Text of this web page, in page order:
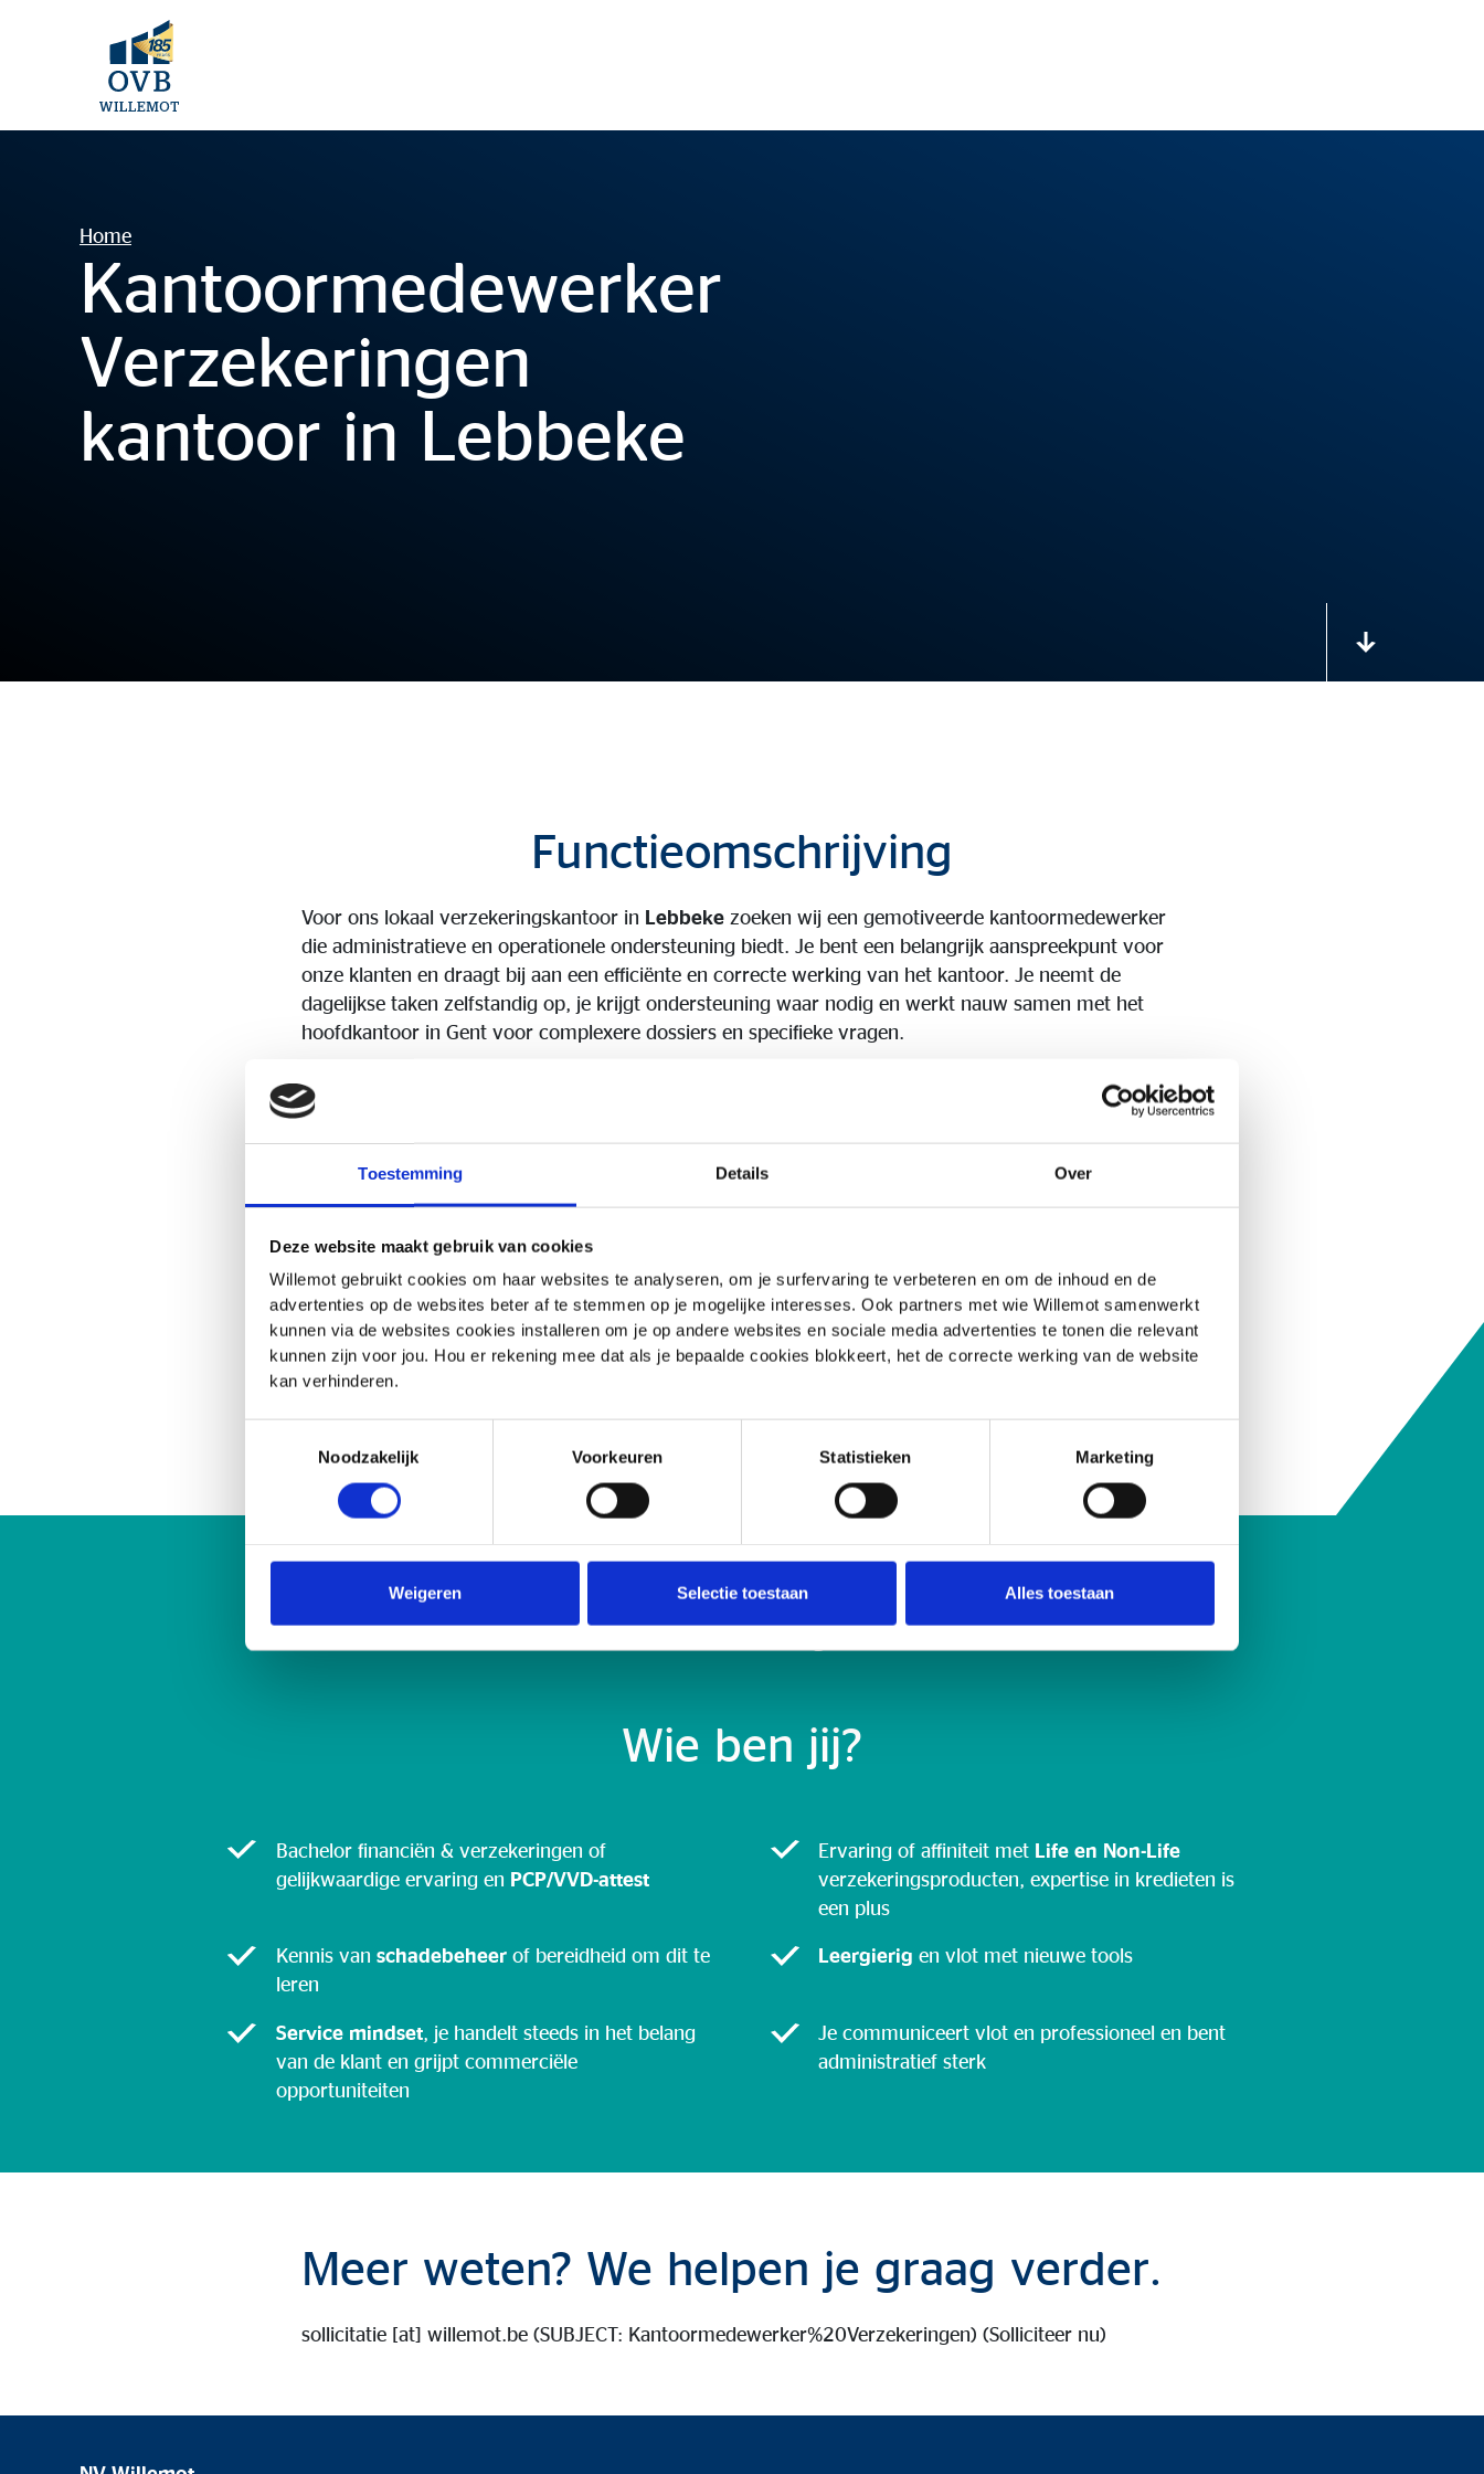
Toestemming Details Over
Deze website maakt gebruik van cookies
Willemot gebruikt cookies om haar websites te analyseren, om je surfervaring te verbeteren en om de inhoud en de
advertenties op de websites beter af te stemmen op je mogelijke interesses. Ook partners met wie Willemot samenwerkt
kunnen via de websites cookies installeren om je op andere websites en sociale media advertenties te tonen die relevant
kunnen zijn voor jou. Hou er rekening mee dat als je bepaalde cookies blokkeert, het de correcte werking van de website
kan verhinderen.
Noodzakelijk
Voorkeuren Statistieken Marketing
Weigeren Selectie toestaan Alles toestaan
Home
Kantoormedewerker
Verzekeringen
kantoor in Lebbeke
Functieomschrijving
Voor ons lokaal verzekeringskantoor in Lebbeke zoeken wij een gemotiveerde kantoormedewerker
die administratieve en operationele ondersteuning biedt. Je bent een belangrijk aanspreekpunt voor
onze klanten en draagt bij aan een efficiënte en correcte werking van het kantoor. Je neemt de
dagelijkse taken zelfstandig op, je krijgt ondersteuning waar nodig en werkt nauw samen met het
hoofdkantoor in Gent voor complexere dossiers en specifieke vragen.
Je komt terecht in een omgeving met korte beslissingslijnen, waar vertrouwen centraal staat en je de
ruimte krijgt om verantwoordelijkheid te nemen. We zetten in op échte dossieropvolging en bouwen
aan duurzame klantenrelaties in een stabiele omgeving met een sterke reputatie
Beheer en opvolging vanverzekeringsdossiers van A tot Z
Opmaak, analyse en opvolging vanoffertes
Telefonisch en schriftelijkklantencontact
Administratieve verwerking
van polissen, bijvoegsels en schades
Overlegmet maatschappijen en met het hoofdkantoor in Gent
Iets voor jou?
Wie ben jij?
Bachelor financiën & verzekeringen of
gelijkwaardige ervaring en PCP/VVD-attest
Ervaring of affiniteit met Life en Non-Life
verzekeringsproducten, expertise in kredieten is
een plus
Kennis vanschadebeheerof bereidheid om dit te
leren
Leergierigen vlot met nieuwe tools
Service mindset, je handelt steeds in het belang
van de klant en grijpt commerciële
opportuniteiten
Je communiceert vlot en professioneel en bent
administratief sterk
Meer weten? We helpen je graag verder.
sollicitatie [at]willemot.be (SUBJECT: Kantoormedewerker%20Verzekeringen)(Solliciteer nu)